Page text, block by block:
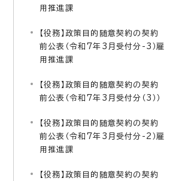
用推進課
【役務】政策目的随意契約の契約
前公表（令和7年3月受付分-3）雇
用推進課
【役務】政策目的随意契約の契約
前公表（令和7年3月受付分（3））
【役務】政策目的随意契約の契約
前公表（令和7年3月受付分-2）雇
用推進課
【役務】政策目的随意契約の契約